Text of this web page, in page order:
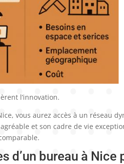
l’innovation.
vous aurez accès à un réseau
et son cadre de vie
d’un bureau à